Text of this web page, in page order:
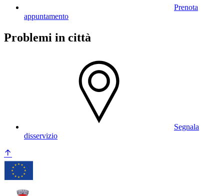
Prenota
appuntamento
Problemi in città
Segnala
disservizio